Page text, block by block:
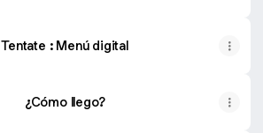
Tentate : Menú digital
¿Cómo llego?